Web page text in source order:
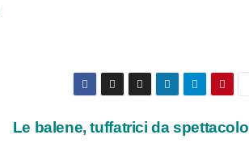
Le balene, tuffatrici da spettacolo